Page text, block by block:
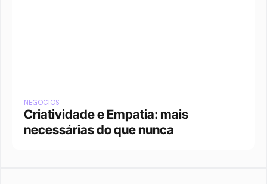
NEGÓCIOS
Criatividade e Empatia: mais
necessárias do que nunca